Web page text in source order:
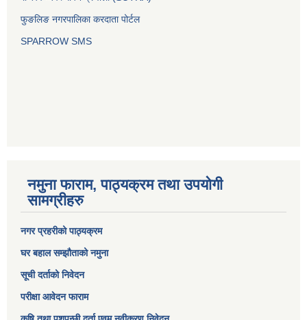
फुङलिङ नगरपालिका करदाता पोर्टल
SPARROW SMS
नमुना फाराम, पाठ्यक्रम तथा उपयोगी
सामग्रीहरु
नगर प्रहरीको पाठ्यक्रम
घर बहाल सम्झौताको नमुना
सूची दर्ताको निवेदन
परीक्षा आवेदन फाराम